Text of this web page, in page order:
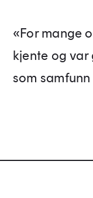
«For mange
kjente og var
som